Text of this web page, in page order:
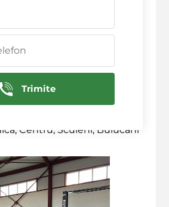
toate avantajele oferite de
de marketing.
+373 603 36 236
a discuta despre opțiunile de
ți vehiculul într-un
tău! ??
Centru, Sculeni, Buiucani
Trimite